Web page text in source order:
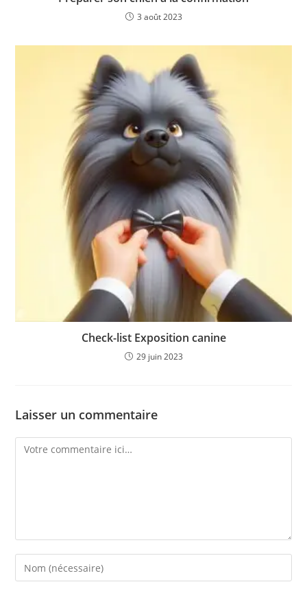
3 août 2023
Check-list Exposition canine
29 juin 2023
Laisser un commentaire
Comment
Enter
your